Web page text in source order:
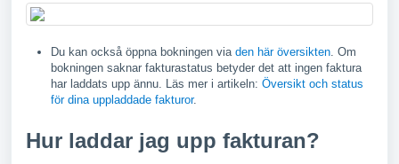
Du kan också öppna bokningen via den här översikten. Om
bokningen saknar fakturastatus betyder det att ingen faktura
har laddats upp ännu. Läs mer i artikeln: Översikt och status
för dina uppladdade fakturor.
Hur laddar jag upp fakturan?